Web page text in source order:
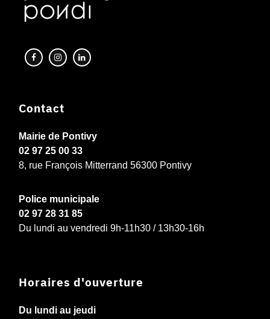
Contact
Mairie de Pontivy
02 97 25 00 33
8, rue François Mitterrand 56300 Pontivy
Police municipale
02 97 28 31 85
Du lundi au vendredi 9h-11h30 / 13h30-16h
Horaires d'ouverture
Du lundi au jeudi